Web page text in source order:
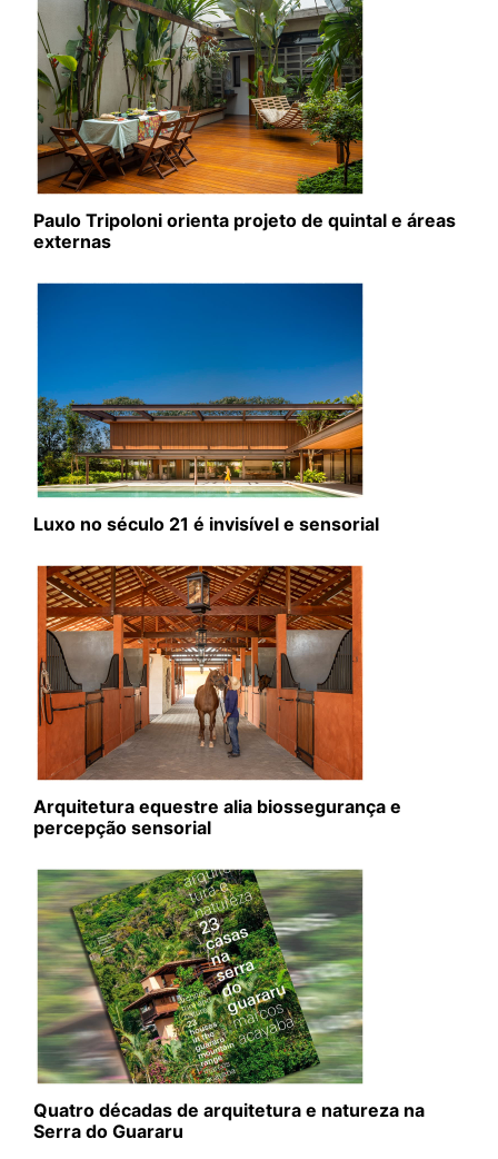
Paulo Tripoloni orienta projeto de quintal e áreas
externas
Luxo no século 21 é invisível e sensorial
Arquitetura equestre alia biossegurança e
percepção sensorial
Quatro décadas de arquitetura e natureza na
Serra do Guararu